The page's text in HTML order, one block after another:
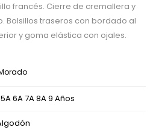
francés. Cierre de cremallera y
Bolsillos traseros con bordado al
y goma elástica con ojales.
6A 7A 8A 9 Años